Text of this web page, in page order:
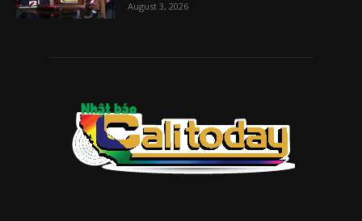
August 3, 2026